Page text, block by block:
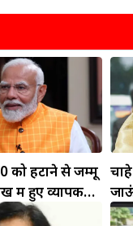
को हटाने से जम्मू
में हुए व्यापक
मोदी